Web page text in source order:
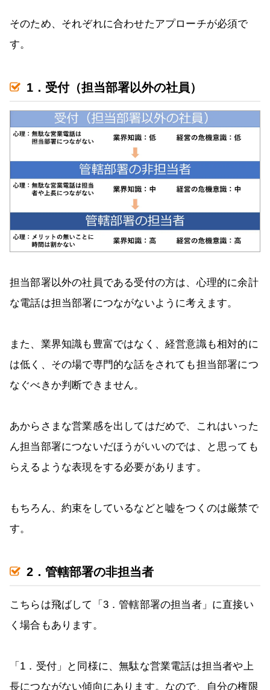
そのため、それぞれに合わせたアプローチが必須で
す。
1．受付（担当部署以外の社員）
担当部署以外の社員である受付の方は、心理的に余計
な電話は担当部署につながないように考えます。
また、業界知識も豊富ではなく、経営意識も相対的に
は低く、その場で専門的な話をされても担当部署につ
なぐべきか判断できません。
あからさまな営業感を出してはだめで、これはいった
ん担当部署につないだほうがいいのでは、と思っても
らえるような表現をする必要があります。
もちろん、約束をしているなどと嘘をつくのは厳禁で
す。
2．管轄部署の非担当者
こちらは飛ばして「3．管轄部署の担当者」に直接い
く場合もあります。
「1．受付」と同様に、無駄な営業電話は担当者や上
長につながない傾向にあります。なので、自分の権限